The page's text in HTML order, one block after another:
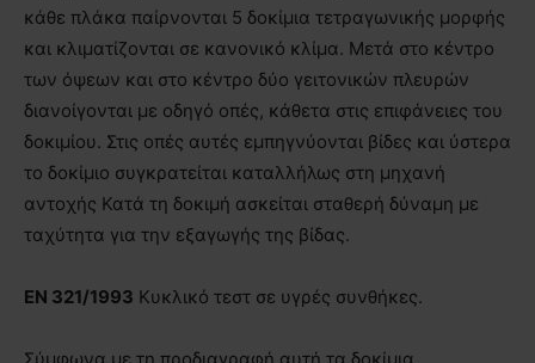
κάθε πλάκα παίρνονται 5 δοκίμια τετραγωνικής μορφής
και κλιματίζονται σε κανονικό κλίμα. Μετά στο κέντρο
των όψεων και στο κέντρο δύο γειτονικών πλευρών
διανοίγονται µε οδηγό οπές, κάθετα στις επιφάνειες του
δοκιμίου. Στις οπές αυτές εµπηγνύονται βίδες και ύστερα
το δοκίμιο συγκρατείται καταλλήλως στη μηχανή
αντοχής Κατά τη δοκιμή ασκείται σταθερή δύναμη µε
ταχύτητα για την εξαγωγής της βίδας.
EN 321/1993 Κυκλικό τεστ σε υγρές συνθήκες.